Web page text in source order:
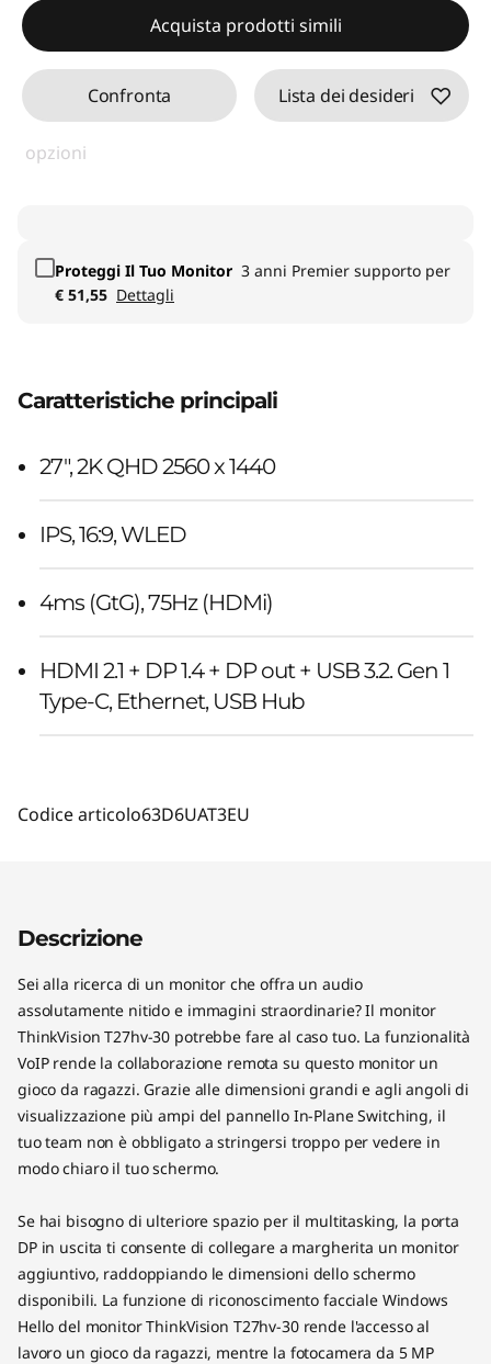
Acquista prodotti simili
Confronta Lista dei desideri
opzioni
Proteggi Il Tuo Monitor 3 anni Premier supporto per
€ 51,55 Dettagli
Caratteristiche principali
27", 2K QHD 2560 x 1440
IPS, 16:9, WLED
4ms (GtG), 75Hz (HDMi)
HDMI 2.1 + DP 1.4 + DP out + USB 3.2. Gen 1
Type-C, Ethernet, USB Hub
Codice articolo63D6UAT3EU
Descrizione
Sei alla ricerca di un monitor che offra un audio
assolutamente nitido e immagini straordinarie? Il monitor
ThinkVision T27hv-30 potrebbe fare al caso tuo. La funzionalità
VoIP rende la collaborazione remota su questo monitor un
gioco da ragazzi. Grazie alle dimensioni grandi e agli angoli di
visualizzazione più ampi del pannello In-Plane Switching, il
tuo team non è obbligato a stringersi troppo per vedere in
modo chiaro il tuo schermo.
Se hai bisogno di ulteriore spazio per il multitasking, la porta
DP in uscita ti consente di collegare a margherita un monitor
aggiuntivo, raddoppiando le dimensioni dello schermo
disponibili. La funzione di riconoscimento facciale Windows
Hello del monitor ThinkVision T27hv-30 rende l'accesso al
lavoro un gioco da ragazzi, mentre la fotocamera da 5 MP